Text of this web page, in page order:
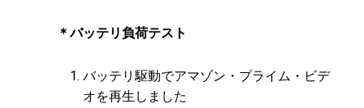
＊バッテリ負荷テスト
バッテリ駆動でアマゾン・プライム・ビデ
オを再生しました